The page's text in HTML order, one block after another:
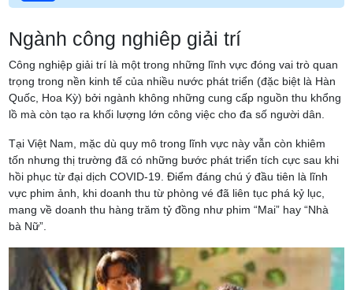
Ngành công nghiêp giải trí
Công nghiệp giải trí là một trong những lĩnh vực đóng vai trò quan
trọng trong nền kinh tế của nhiều nước phát triển (đặc biệt là Hàn
Quốc, Hoa Kỳ) bởi ngành không những cung cấp nguồn thu khổng
lồ mà còn tạo ra khối lượng lớn công việc cho đa số người dân.
Tại Việt Nam, mặc dù quy mô trong lĩnh vực này vẫn còn khiêm
tốn nhưng thị trường đã có những bước phát triển tích cực sau khi
hồi phục từ đại dịch COVID-19. Điểm đáng chú ý đầu tiên là lĩnh
vực phim ảnh, khi doanh thu từ phòng vé đã liên tục phá kỷ lục,
mang về doanh thu hàng trăm tỷ đồng như phim “Mai” hay “Nhà
bà Nữ”.